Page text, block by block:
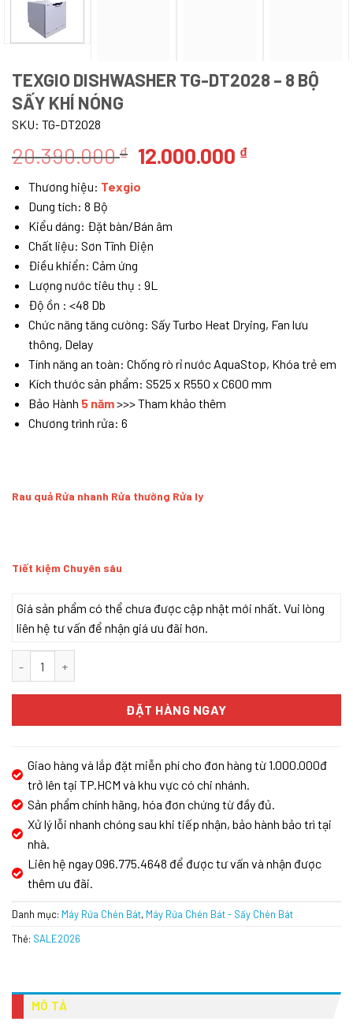
TEXGIO DISHWASHER TG-DT2028 – 8 BỘ
SẤY KHÍ NÓNG
SKU: TG-DT2028
20.390.000₫ Giá
là:
20.390.000 ₫.
12.000.000 ₫Giá
Thương hiệu: Texgio
Dung tích: 8 Bộ
Kiểu dáng: Đặt bàn/Bán âm
Chất liệu: Sơn Tĩnh Điện
Điều khiển: Cảm ứng
Lượng nước tiêu thụ : 9L
Độ ồn : <48 Db
Chức năng tăng cường: Sấy Turbo Heat Drying, Fan lưu
thông, Delay
Tính năng an toàn: Chống rò rỉ nước AquaStop, Khóa trẻ em
Kích thước sản phẩm: S525 x R550 x C600 mm
Bảo Hành 5 năm>>> Tham khảo thêm
Chương trình rửa: 6
Rau quả Rửa nhanh Rửa thường Rửa ly
Tiết kiệm Chuyên sâu
Giá sản phẩm có thể chưa được cập nhật mới nhất. Vui lòng
liên hệ tư vấn để nhận giá ưu đãi hơn.
ĐẶT HÀNG NGAY
Giao hàng và lắp đặt miễn phí cho đơn hàng từ 1.000.000đ
trở lên tại TP.HCM và khu vực có chi nhánh.
Sản phẩm chính hãng, hóa đơn chứng từ đầy đủ.
Xử lý lỗi nhanh chóng sau khi tiếp nhận, bảo hành bảo trì tại
nhà.
Liên hệ ngay 096.775.4648 để được tư vấn và nhận được
thêm ưu đãi.
Danh mục: Máy Rửa Chén Bát, Máy Rửa Chén Bát - Sấy Chén Bát
Thẻ: SALE2026
MÔ TẢ